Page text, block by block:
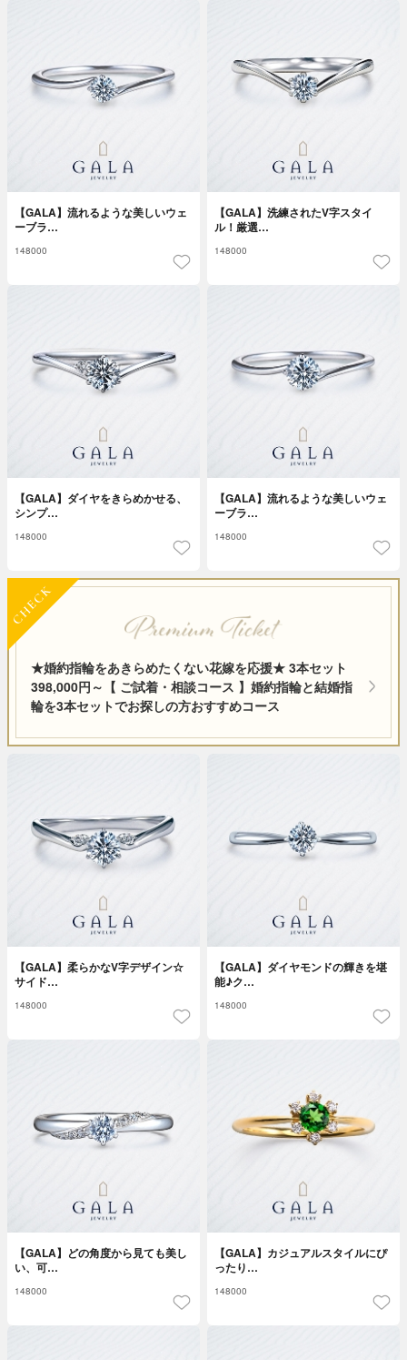
【GALA】流れるような美しいウェ
ーブラ…
148000
【GALA】洗練されたV字スタイ
ル！厳選…
148000
【GALA】ダイヤをきらめかせる、
シンプ…
148000
【GALA】流れるような美しいウェ
ーブラ…
148000
★婚約指輪をあきらめたくない花嫁を応援★ 3本セット
398,000円～【 ご試着・相談コース 】婚約指輪と結婚指
輪を3本セットでお探しの方おすすめコース
【GALA】柔らかなV字デザイン☆
サイド…
148000
【GALA】ダイヤモンドの輝きを堪
能♪ク…
148000
【GALA】どの角度から見ても美し
い、可…
148000
【GALA】カジュアルスタイルにぴ
ったり…
148000